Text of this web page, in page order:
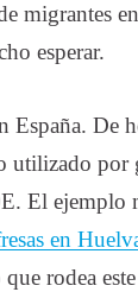
migrantes
esperar.
De
utilizado
El ejemplo
en
rodea